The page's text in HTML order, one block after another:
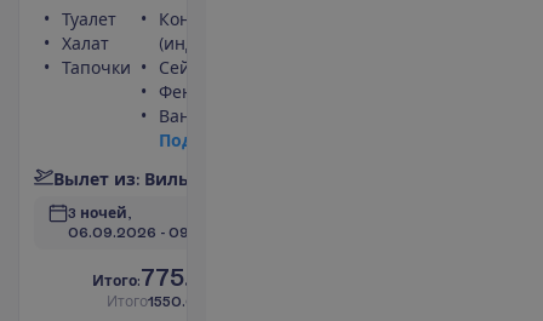
Туалет
Халат
Тапочки
Кондиционер
(индивидуальный)
Сейф
Фен
Ванна или душ
Под
Вылет из: Виль
3 ночей,
06.09.2026 - 09.09.2026
Итого:775.00
Итого1550.00